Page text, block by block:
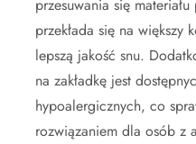
przesuwania się
przekłada się na większy
lepszą jakość snu.
na zakładkę jest
hypoalergicznych, co
rozwiązaniem dla osób z